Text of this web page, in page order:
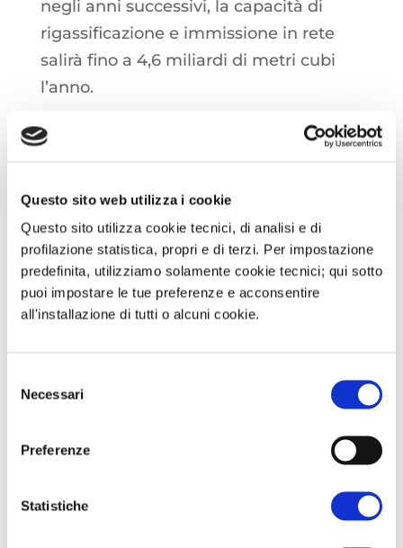
Questo sito web utilizza i cookie
Questo sito utilizza cookie tecnici, di analisi e di
profilazione statistica, propri e di terzi. Per impostazione
predefinita, utilizziamo solamente cookie tecnici; qui sotto
puoi impostare le tue preferenze e acconsentire
all'installazione di tutti o alcuni cookie.
delNecessari
Preferenze
Statistiche
negli anni successivi, la capacità di
rigassificazione e immissione in rete
salirà fino a 4,6 miliardi di metri cubi
l’anno.
EQUITY: Si conferma lo stato di crisi
ministro Bayrou che non è riuscito ad
incassare la fiducia nella giornata di
ieri, ma che ha invece trovato
opposizione sia dai partiti di sinistra
che dall’estrema destra del
un nuovo primo ministro, in un paese
Questa è un'anteprima del contenuto